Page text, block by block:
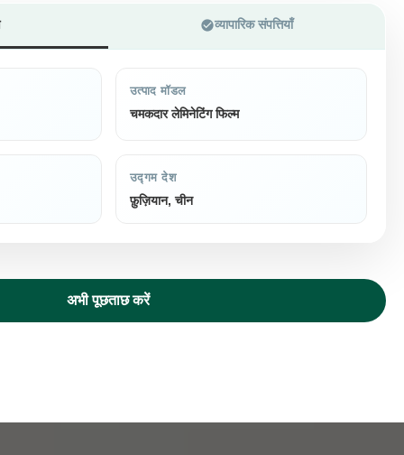
व्यापारिक संपत्तियाँ
उत्पाद मॉडल
चमकदार लेमिनेटिंग फिल्म
उद्गम देश
फ़ुज़ियान, चीन
अभी पूछताछ करें